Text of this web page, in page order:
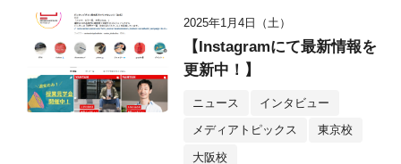
2025年1月4日（土）
【Instagramにて最新情報を
更新中！】
ニュース インタビュー
メディアトピックス 東京校
大阪校